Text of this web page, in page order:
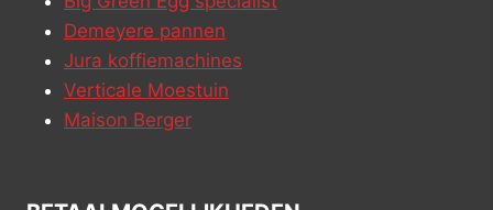
Demeyere pannen
Jura koffiemachines
Verticale Moestuin
Maison Berger